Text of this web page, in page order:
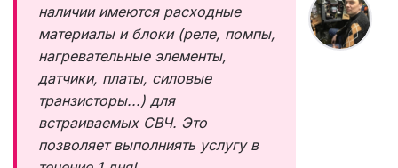
наличии имеются расходные
материалы и блоки (реле, помпы,
нагревательные элементы,
датчики, платы, силовые
транзисторы...) для
встраиваемых СВЧ. Это
позволяет выполниять услугу в